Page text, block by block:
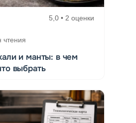
5,0 • 2 оценки
чтения
и манты: в чем
выбрать